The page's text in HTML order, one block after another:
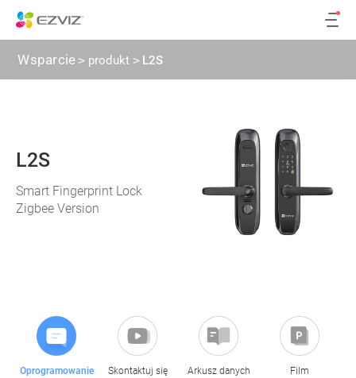
Wsparcie> produkt > L2S
L2S
Smart Fingerprint Lock
Zigbee Version
Oprogramowanie
Skontaktuj się
Arkusz danych
Film